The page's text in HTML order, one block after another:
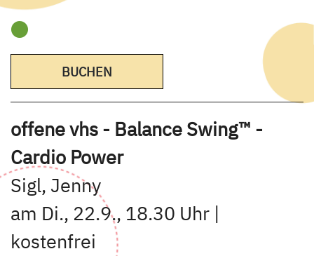
BUCHEN
offene vhs - Balance Swing™ -
Cardio Power
Sigl, Jenny
am Di., 22.9., 18.30 Uhr |
kostenfrei